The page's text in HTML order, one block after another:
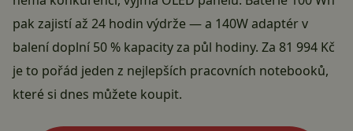
pak zajistí až 24 hodin výdrže — a 140W adaptér v
balení doplní 50 % kapacity za půl hodiny. Za 81 994 Kč
je to pořád jeden z nejlepších pracovních notebooků,
které si dnes můžete koupit.